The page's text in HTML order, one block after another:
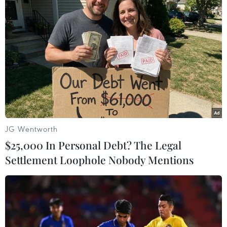
Việt Nam-Nhật Bản thúc
đẩy hợp tác dự án năng
lượng sạch trong khuôn
khổ AZEC
Phó Thủ tướng Trần Hồng Hà cho rằng các dự án
năng lượng trong khuôn khổ AZEC cần tiếp cận
theo cơ chế thị trường, bảo đảm cung cấp, sử
dụng năng lượng hiệu quả, trung hòa carbon, thực
hiện Net Zero.
(TTXVN/Vietnam+)
JG Wentworth
$25,000 In Personal Debt? The Legal
Settlement Loophole Nobody Mentions